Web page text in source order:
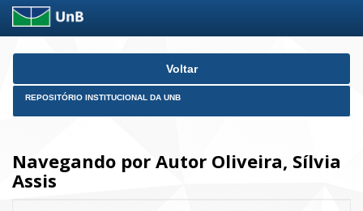
Skip
Voltar
REPOSITÓRIO INSTITUCIONAL DA UNB
Navegando por Autor Oliveira, Sílvia
Assis